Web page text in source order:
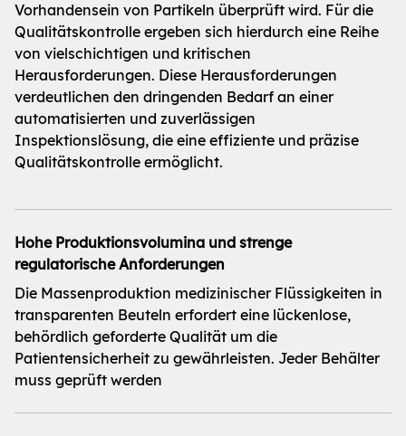
Vorhandensein von Partikeln überprüft wird. Für die
Qualitätskontrolle ergeben sich hierdurch eine Reihe
von vielschichtigen und kritischen
Herausforderungen. Diese Herausforderungen
verdeutlichen den dringenden Bedarf an einer
automatisierten und zuverlässigen
Inspektionslösung, die eine effiziente und präzise
Qualitätskontrolle ermöglicht.
Hohe Produktionsvolumina und strenge
regulatorische Anforderungen
Die Massenproduktion medizinischer Flüssigkeiten in
transparenten Beuteln erfordert eine lückenlose,
behördlich geforderte Qualität um die
Patientensicherheit zu gewährleisten. Jeder Behälter
muss geprüft werden